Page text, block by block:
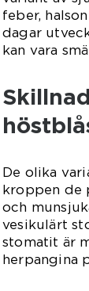
feber,
dagar
kan vara
De olika
kroppen de
och
vesikulärt
stomatit är
herpangina